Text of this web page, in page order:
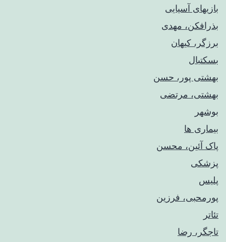
بازیهای آسیایی
بذرافکن، مهدی
برزگر، کیهان
بسکتبال
بهشتی پور، حسن
بهشتی، مرتضی
بوشهر
بیماری ها
پاک آئین، محسن
پزشکی
پلیس
پورمحبی، فرزین
تئاتر
تاجگر، رضا